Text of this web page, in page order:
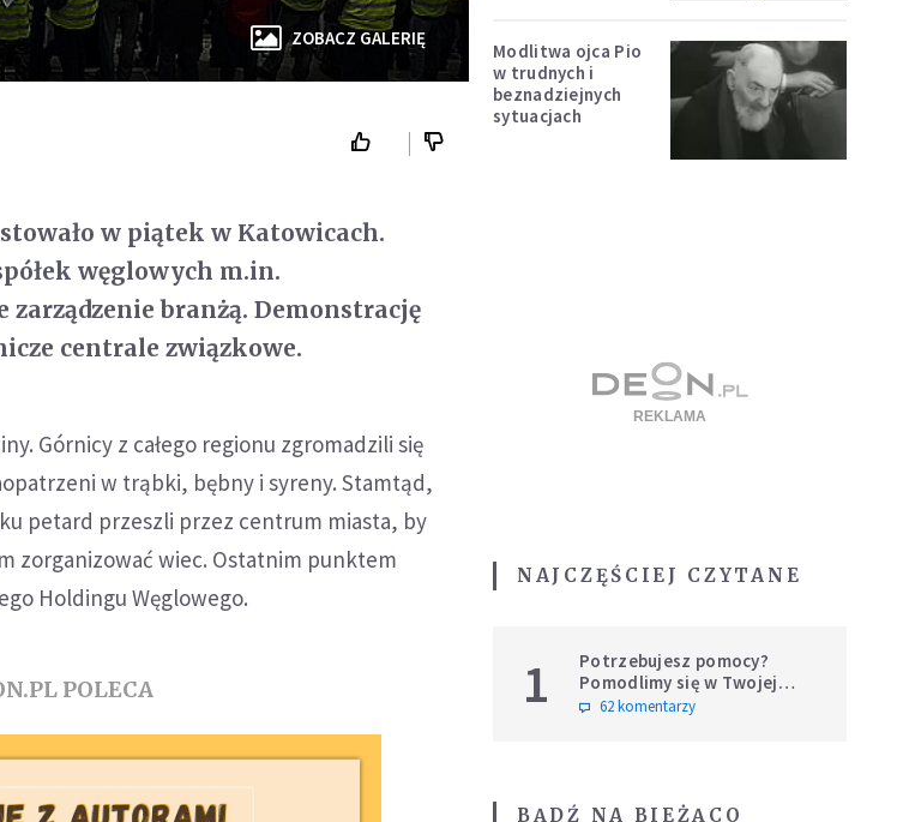
ZOBACZ GALERIĘ
w piątek w Katowicach.
węglowych m.in.
branżą. Demonstrację
centrale związkowe.
Górnicy z całego regionu zgromadzili się
w trąbki, bębny i syreny. Stamtąd,
petard przeszli przez centrum miasta, by
zorganizować wiec. Ostatnim punktem
Holdingu Węglowego.
POLECA
Modlitwa ojca Pio
w trudnych i
beznadziejnych
sytuacjach
NAJCZĘŚCIEJ CZYTANE
1
Potrzebujesz pomocy?
Pomodlimy się w Twojej
intencji
62 komentarzy
BĄDŹ NA BIEŻĄCO